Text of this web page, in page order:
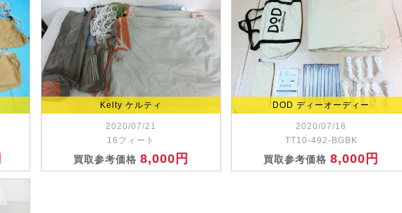
Kelty ケルティ
2020/07/21
16フィート
買取参考価格 8,000円
DOD ディーオーディー
2020/07/16
TT10-492-BGBK
買取参考価格8,000円